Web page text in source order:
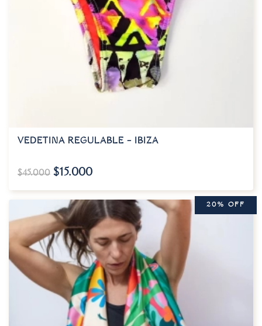
VEDETINA REGULABLE – IBIZA
$45.000 $15.000
20% OFF